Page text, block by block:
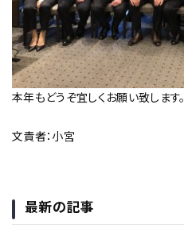
本年もどうぞ宜しくお願い致します。
文責者：小宮
最新の記事